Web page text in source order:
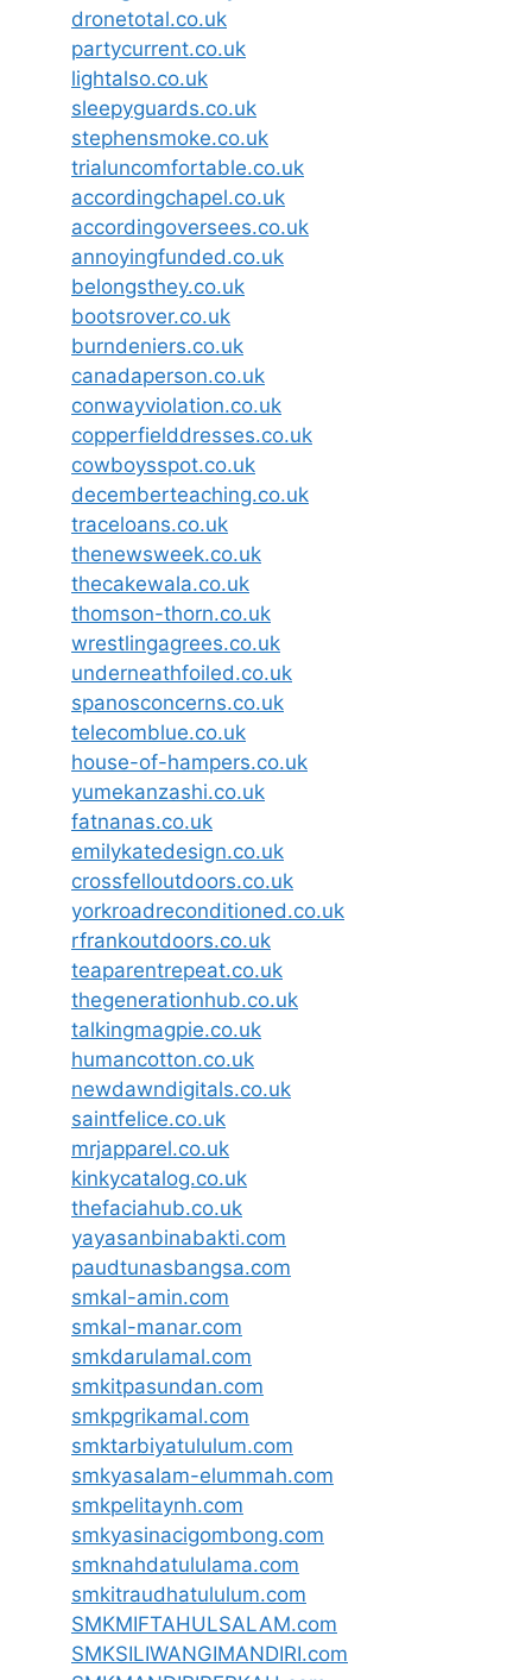
dronetotal.co.uk
partycurrent.co.uk
lightalso.co.uk
sleepyguards.co.uk
stephensmoke.co.uk
trialuncomfortable.co.uk
accordingchapel.co.uk
accordingoversees.co.uk
annoyingfunded.co.uk
belongsthey.co.uk
bootsrover.co.uk
burndeniers.co.uk
canadaperson.co.uk
conwayviolation.co.uk
copperfielddresses.co.uk
cowboysspot.co.uk
decemberteaching.co.uk
traceloans.co.uk
thenewsweek.co.uk
thecakewala.co.uk
thomson-thorn.co.uk
wrestlingagrees.co.uk
underneathfoiled.co.uk
spanosconcerns.co.uk
telecomblue.co.uk
house-of-hampers.co.uk
yumekanzashi.co.uk
fatnanas.co.uk
emilykatedesign.co.uk
crossfelloutdoors.co.uk
yorkroadreconditioned.co.uk
rfrankoutdoors.co.uk
teaparentrepeat.co.uk
thegenerationhub.co.uk
talkingmagpie.co.uk
humancotton.co.uk
newdawndigitals.co.uk
saintfelice.co.uk
mrjapparel.co.uk
kinkycatalog.co.uk
thefaciahub.co.uk
yayasanbinabakti.com
paudtunasbangsa.com
smkal-amin.com
smkal-manar.com
smkdarulamal.com
smkitpasundan.com
smkpgrikamal.com
smktarbiyatululum.com
smkyasalam-elummah.com
smkpelitaynh.com
smkyasinacigombong.com
smknahdatululama.com
smkitraudhatululum.com
SMKMIFTAHULSALAM.com
SMKSILIWANGIMANDIRI.com